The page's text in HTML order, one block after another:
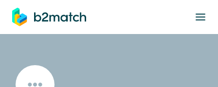
springen